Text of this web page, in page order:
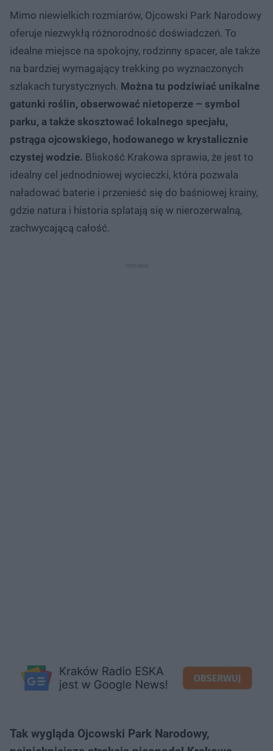
Mimo niewielkich rozmiarów, Ojcowski Park Narodowy
oferuje niezwykłą różnorodność doświadczeń. To
idealne miejsce na spokojny, rodzinny spacer, ale także
na bardziej wymagający trekking po wyznaczonych
szlakach turystycznych. Można tu podziwiać unikalne
gatunki roślin, obserwować nietoperze – symbol
parku, a także skosztować lokalnego specjału,
pstrąga ojcowskiego, hodowanego w krystalicznie
czystej wodzie. Bliskość Krakowa sprawia, że jest to
idealny cel jednodniowej wycieczki, która pozwala
naładować baterie i przenieść się do baśniowej krainy,
gdzie natura i historia splatają się w nierozerwalną,
zachwycającą całość.
Tak wygląda Ojcowski Park Narodowy,